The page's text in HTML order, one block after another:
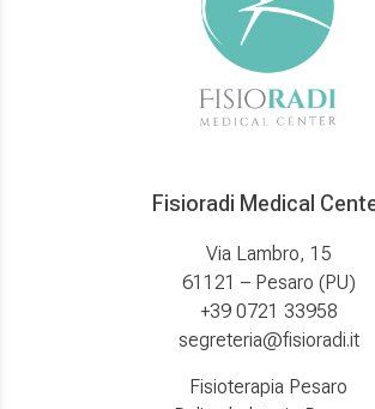
Fisioradi Medical
Via Lambro, 15
61121 – Pesaro (PU)
+39 0721 33958
segreteria@fisioradi.it
Fisioterapia Pesaro